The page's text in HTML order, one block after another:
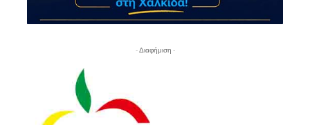
- Διαφήμιση -